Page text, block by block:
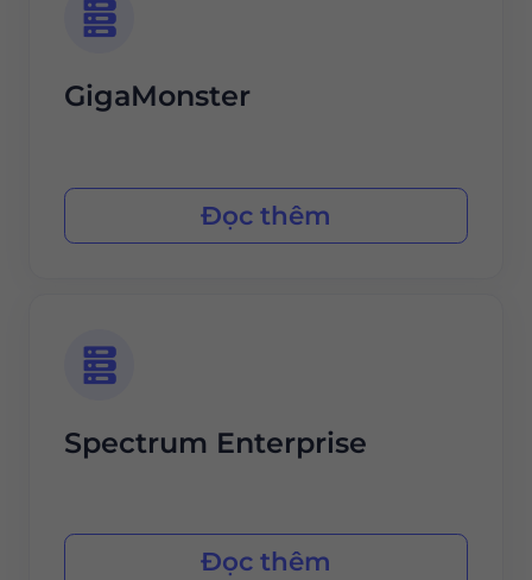
GigaMonster
Đọc thêm
Spectrum Enterprise
Đọc thêm